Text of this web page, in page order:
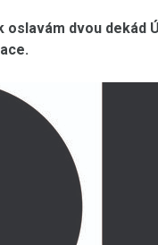
oslavám dvou